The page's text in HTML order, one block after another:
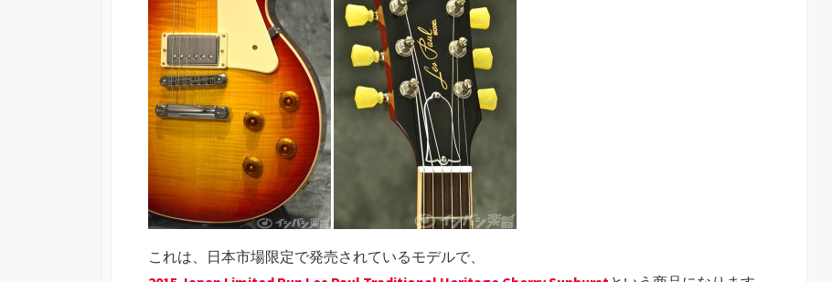
これは、日本市場限定で発売されているモデルで、